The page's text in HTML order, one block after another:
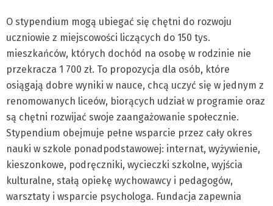
O stypendium mogą ubiegać się chętni do rozwoju
uczniowie z miejscowości liczących do 150 tys.
mieszkańców, których dochód na osobę w rodzinie nie
przekracza 1 700 zł. To propozycja dla osób, które
osiągają dobre wyniki w nauce, chcą uczyć się w jednym z
renomowanych liceów, biorących udział w programie oraz
są chętni rozwijać swoje zaangażowanie społecznie.
Stypendium obejmuje pełne wsparcie przez cały okres
nauki w szkole ponadpodstawowej: internat, wyżywienie,
kieszonkowe, podręczniki, wycieczki szkolne, wyjścia
kulturalne, stałą opiekę wychowawcy i pedagogów,
warsztaty i wsparcie psychologa. Fundacja zapewnia